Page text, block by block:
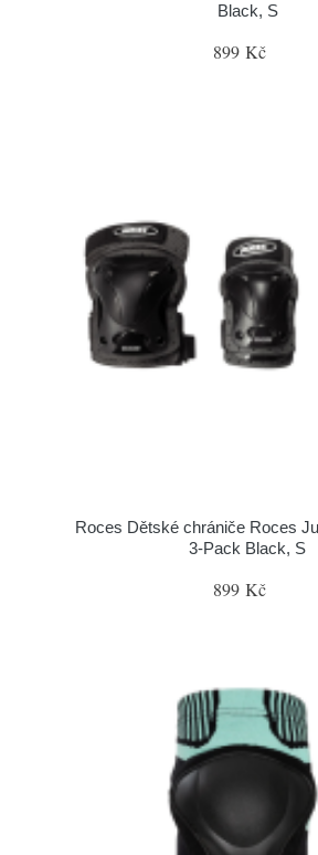
Black, S
899 Kč
Roces Dětské chrániče Roces
3-Pack Black, S
899 Kč